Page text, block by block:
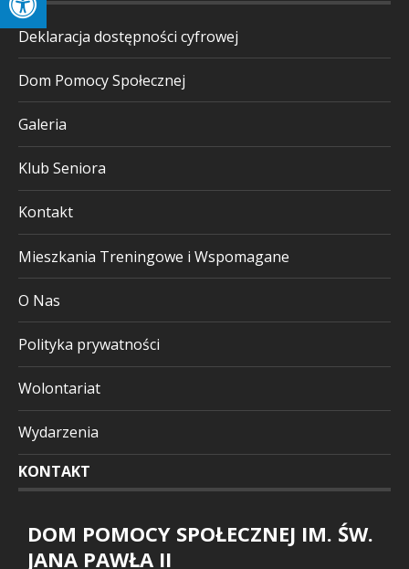
Deklaracja dostępności cyfrowej
Dom Pomocy Społecznej
Galeria
Klub Seniora
Kontakt
Mieszkania Treningowe i Wspomagane
O Nas
Polityka prywatności
Wolontariat
Wydarzenia
KONTAKT
DOM POMOCY SPOŁECZNEJ IM. ŚW.
JANA PAWŁA II